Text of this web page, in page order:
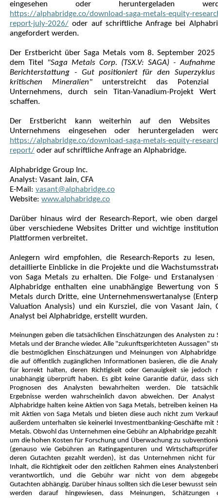
eingesehen oder heruntergeladen
https://alphabridge.co/download-saga-metals-equity-
report-july-2026/ oder auf schriftliche Anfrage bei
angefordert werden.
Der Erstbericht über Saga Metals vom 8. September
dem Titel
"Saga Metals Corp. (TSX.V: SAGA) - Aufnahme
Berichterstattung - Gut positioniert für den Superzyklus
kritischen Mineralien"unterstreicht das Potenzial
Unternehmens, durch sein Titan-Vanadium-Projekt
schaffen.
Der Erstbericht kann weiterhin auf den Websites
Unternehmens eingesehen oder heruntergeladen
https://alphabridge.co/download-saga-metals-equity-
report/ oder auf schriftliche Anfrage an Alphabridge.
Alphabridge Group Inc.
Analyst: Vasant Jain, CFA
E-Mail: vasant@alphabridge.co
Website: www.alphabridge.co
Darüber hinaus wird der Research-Report, wie oben
über verschiedene Websites Dritter und wichtige
Plattformen verbreitet.
Anlegern wird empfohlen, die Research-Reports zu lesen,
detaillierte Einblicke in die Projekte und die
von Saga Metals zu erhalten. Die Folge- und Erstanalysen
Alphabridge enthalten eine unabhängige Bewertung von
Metals durch Dritte, eine Unternehmenswertanalyse
Valuation Analysis) und ein Kursziel, die von Vasant Jain,
Analyst bei Alphabridge, erstellt wurden.
Meinungen geben die tatsächlichen Einschätzungen des Analysten zu
Metals und der Branche wieder. Alle "zukunftsgerichteten Aussagen"
die bestmöglichen Einschätzungen und Meinungen von Alphabridge
die auf öffentlich zugänglichen Informationen basieren, die die
für korrekt halten, deren Richtigkeit oder Genauigkeit sie jedoch
unabhängig überprüft haben. Es gibt keine Garantie dafür, dass
Prognosen des Analysten bewahrheiten werden. Die
Ergebnisse werden wahrscheinlich davon abweichen. Der Analyst
Alphabridge halten keine Aktien von Saga Metals, betreiben keinen
mit Aktien von Saga Metals und bieten diese auch nicht zum
außerdem unterhalten sie keinerlei Investmentbanking-Geschäfte mit
Metals. Obwohl das Unternehmen eine Gebühr an Alphabridge
um die hohen Kosten für Forschung und Überwachung zu
(genauso wie Gebühren an Ratingagenturen und
deren Gutachten gezahlt werden), ist das Unternehmen nicht für
Inhalt, die Richtigkeit oder den zeitlichen Rahmen eines
verantwortlich, und die Gebühr war nicht von dem
Gutachten abhängig. Darüber hinaus sollten sich die Leser bewusst
werden darauf hingewiesen, dass Meinungen, Schätzungen